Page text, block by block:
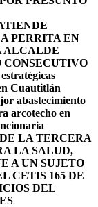
PERRITA EN
ALCALDE
CONSECUTIVO
Cuautitlán
abastecimiento
arcotecho en
LA TERCERA
LA SALUD,
A UN SUJETO
CETIS 165 DE
DEL